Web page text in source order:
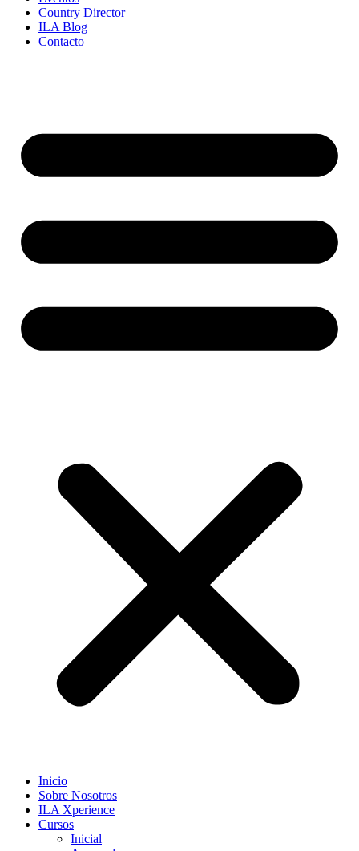
Country Director
ILA Blog
Contacto
Inicio
Sobre Nosotros
ILA Xperience
Cursos
Inicial